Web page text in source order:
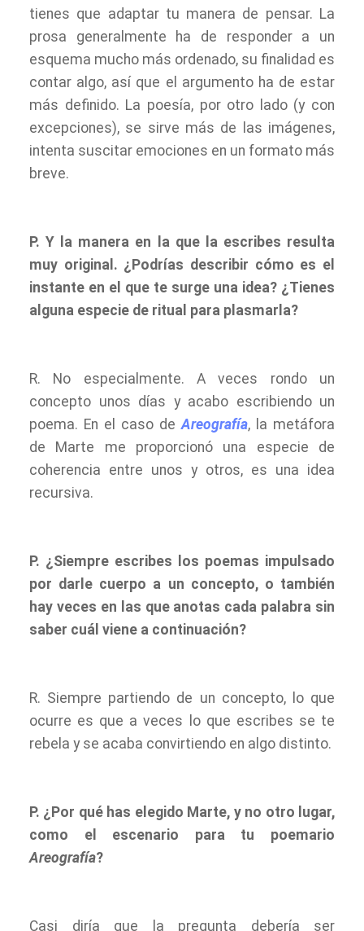
tienes que adaptar tu manera de pensar. La
prosa generalmente ha de responder a un
esquema mucho más ordenado, su finalidad es
contar algo, así que el argumento ha de estar
más definido. La poesía, por otro lado (y con
excepciones), se sirve más de las imágenes,
intenta suscitar emociones en un formato más
breve.
P. Y la manera en la que la escribes resulta
muy original. ¿Podrías describir cómo es el
instante en el que te surge una idea? ¿Tienes
alguna especie de ritual para plasmarla?
R. No especialmente. A veces rondo un
concepto unos días y acabo escribiendo un
poema. En el caso deAreografía, la metáfora
de Marte me proporcionó una especie de
coherencia entre unos y otros, es una idea
recursiva.
P. ¿Siempre escribes los poemas impulsado
por darle cuerpo a un concepto, o también
hay veces en las que anotas cada palabra sin
saber cuál viene a continuación?
R. Siempre partiendo de un concepto, lo que
ocurre es que a veces lo que escribes se te
rebela y se acaba convirtiendo en algo distinto.
P. ¿Por qué has elegido Marte, y no otro lugar,
como el escenario para tu poemario
Areografía?
Casi diría que la pregunta debería ser